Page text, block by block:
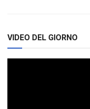
VIDEO DEL GIORNO